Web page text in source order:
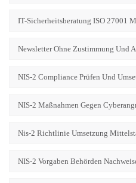
IT-Sicherheitsberatung ISO 27001
Newsletter Ohne Zustimmung Und
NIS-2 Compliance Prüfen Und
NIS-2 Maßnahmen Gegen
Nis-2 Richtlinie Umsetzung
NIS-2 Vorgaben Behörden